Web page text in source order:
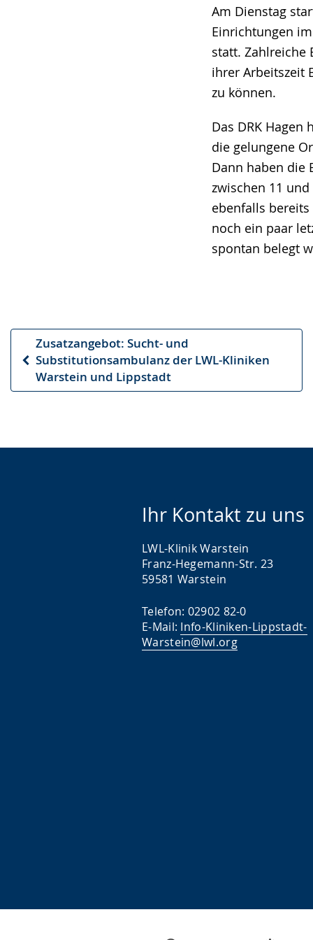
Am Dienstag
Einrichtungen
statt. Zahlreiche
ihrer Arbeitszeit
zu können.
Das DRK
die gelungene
Dann haben die
zwischen 11
ebenfalls
noch ein paar
spontan belegt
angezeigt.
Vorheriger
Artikel
Zusatzangebot: Sucht- und
Substitutionsambulanz der LWL-Kliniken
Warstein und Lippstadt
Ihr Kontakt zu uns
LWL-Klinik Warstein
Franz-Hegemann-Str. 23
59581 Warstein
Telefon: 02902 82-0
E-Mail: Info-Kliniken-Lippstadt-
Warstein@lwl.org